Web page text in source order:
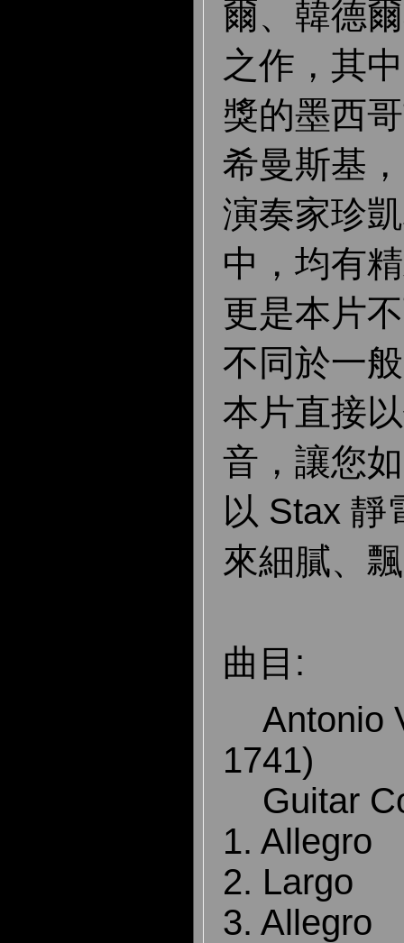
爾、韓德
之作，其
獎的墨西
希曼斯基
演奏家珍
中，均有
更是本片
不同於一
本片直接
音，讓您
以 Stax 靜
來細膩、
曲目:
Antonio
1741)
Guitar
1. Allegro
2. Largo
3. Allegro